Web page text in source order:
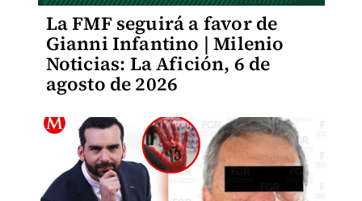
La FMF seguirá a favor de
Gianni Infantino | Milenio
Noticias: La Afición, 6 de
agosto de 2026